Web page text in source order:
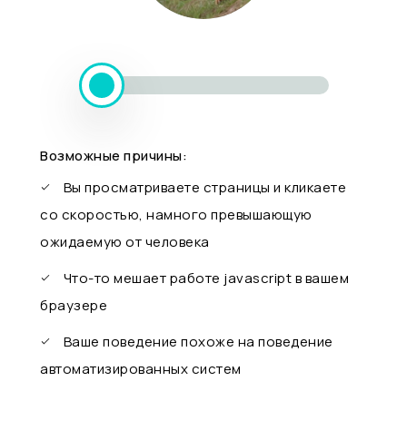
Возможные причины:
Вы просматриваете страницы и кликаете
со скоростью, намного превышающую
ожидаемую от человека
Что-то мешает работе javascript в вашем
браузере
Ваше поведение похоже на поведение
автоматизированных систем